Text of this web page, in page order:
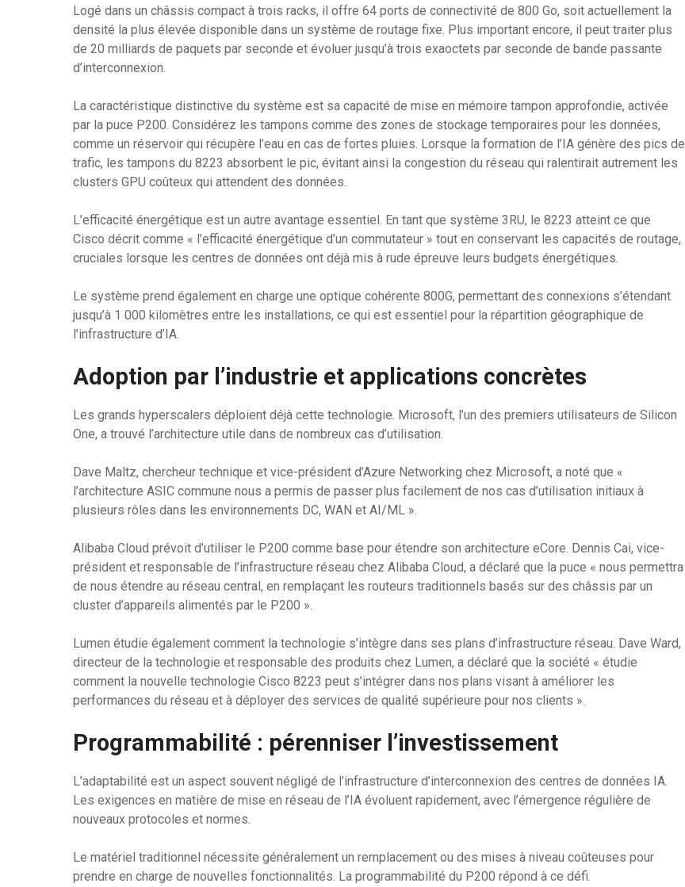
Logé dans un châssis compact à trois racks, il offre 64 ports de connectivité de 800 Go, soit actuellement la
densité la plus élevée disponible dans un système de routage fixe. Plus important encore, il peut traiter plus
de 20 milliards de paquets par seconde et évoluer jusqu’à trois exaoctets par seconde de bande passante
d’interconnexion.
La caractéristique distinctive du système est sa capacité de mise en mémoire tampon approfondie, activée
par la puce P200. Considérez les tampons comme des zones de stockage temporaires pour les données,
comme un réservoir qui récupère l’eau en cas de fortes pluies. Lorsque la formation de l’IA génère des pics de
trafic, les tampons du 8223 absorbent le pic, évitant ainsi la congestion du réseau qui ralentirait autrement les
clusters GPU coûteux qui attendent des données.
L’efficacité énergétique est un autre avantage essentiel. En tant que système 3RU, le 8223 atteint ce que
Cisco décrit comme « l’efficacité énergétique d’un commutateur » tout en conservant les capacités de routage,
cruciales lorsque les centres de données ont déjà mis à rude épreuve leurs budgets énergétiques.
Le système prend également en charge une optique cohérente 800G, permettant des connexions s’étendant
jusqu’à 1 000 kilomètres entre les installations, ce qui est essentiel pour la répartition géographique de
l’infrastructure d’IA.
Adoption par l’industrie et applications concrètes
Les grands hyperscalers déploient déjà cette technologie. Microsoft, l’un des premiers utilisateurs de Silicon
One, a trouvé l’architecture utile dans de nombreux cas d’utilisation.
Dave Maltz, chercheur technique et vice-président d’Azure Networking chez Microsoft, a noté que «
l’architecture ASIC commune nous a permis de passer plus facilement de nos cas d’utilisation initiaux à
plusieurs rôles dans les environnements DC, WAN et AI/ML ».
Alibaba Cloud prévoit d’utiliser le P200 comme base pour étendre son architecture eCore. Dennis Cai, vice-
président et responsable de l’infrastructure réseau chez Alibaba Cloud, a déclaré que la puce « nous permettra
de nous étendre au réseau central, en remplaçant les routeurs traditionnels basés sur des châssis par un
cluster d’appareils alimentés par le P200 ».
Lumen étudie également comment la technologie s’intègre dans ses plans d’infrastructure réseau. Dave Ward,
directeur de la technologie et responsable des produits chez Lumen, a déclaré que la société « étudie
comment la nouvelle technologie Cisco 8223 peut s’intégrer dans nos plans visant à améliorer les
performances du réseau et à déployer des services de qualité supérieure pour nos clients ».
Programmabilité : pérenniser l’investissement
L’adaptabilité est un aspect souvent négligé de l’infrastructure d’interconnexion des centres de données IA.
Les exigences en matière de mise en réseau de l’IA évoluent rapidement, avec l’émergence régulière de
nouveaux protocoles et normes.
Le matériel traditionnel nécessite généralement un remplacement ou des mises à niveau coûteuses pour
prendre en charge de nouvelles fonctionnalités. La programmabilité du P200 répond à ce défi.